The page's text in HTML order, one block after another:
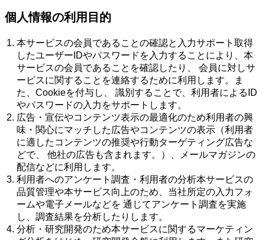
個人情報の利用目的
本サービスの会員であることの確認と入力サポート取得
したユーザーIDやパスワードを入力することにより、本
サービスの会員であることを確認したり、 会員に対しサ
ービスに関することを連絡するために利用します。ま
た、Cookieを付与し、 識別することで、利用者によるID
やパスワードの入力をサポートします。
広告・宣伝やコンテンツ表示の最適化のため利用者の興
味・関心にマッチした広告やコンテンツの表示（利用者
に適したコンテンツの推奨や行動ターゲティング広告な
どで、 他社の広告も含まれます。）、メールマガジンの
配信などに利用します。
利用者へのアンケート調査・利用者の分析本サービスの
品質管理や本サービス向上のため、当社所定の入力フォ
ームや電子メールなどを 通じてアンケート調査を実施
し、調査結果を分析したりします。
分析・研究開発のため本サービスに関するマーケティン